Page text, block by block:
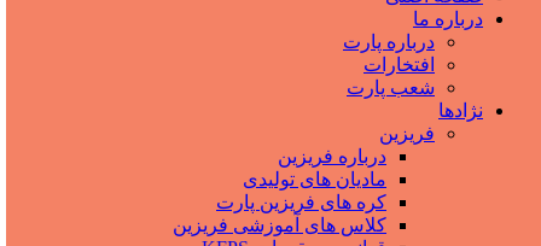
درباره ما
درباره پارت
افتخارات
شعب پارت
نژادها
فریزین
درباره فریزین
مادیان های تولیدی
کره های فریزین پارت
کلاس های آموزشی فریزین